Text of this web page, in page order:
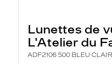
Lunettes de
L'Atelier du
ADF2106 500 BLEU CLAIR